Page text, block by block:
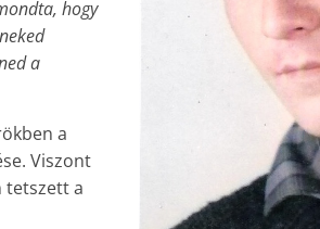
hogy
a
a
Viszont
tetszett a